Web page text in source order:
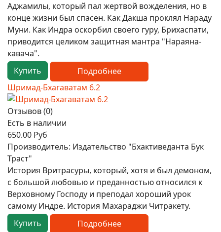
Аджамилы, который пал жертвой вожделения, но в
конце жизни был спасен. Как Дакша проклял Нараду
Муни. Как Индра оскорбил своего гуру, Брихаспати,
приводится целиком защитная мантра "Нараяна-
кавача".
Купить
Подробнее
Шримад-Бхагаватам 6.2
Отзывов (0)
Есть в наличии
650.00 Руб
Производитель: Издательство "Бхактиведанта Бук
Траст"
История Вритрасуры, который, хотя и был демоном,
с большой любовью и преданностью относился к
Верховному Господу и преподал хороший урок
самому Индре. История Махараджи Читракету.
Купить
Подробнее